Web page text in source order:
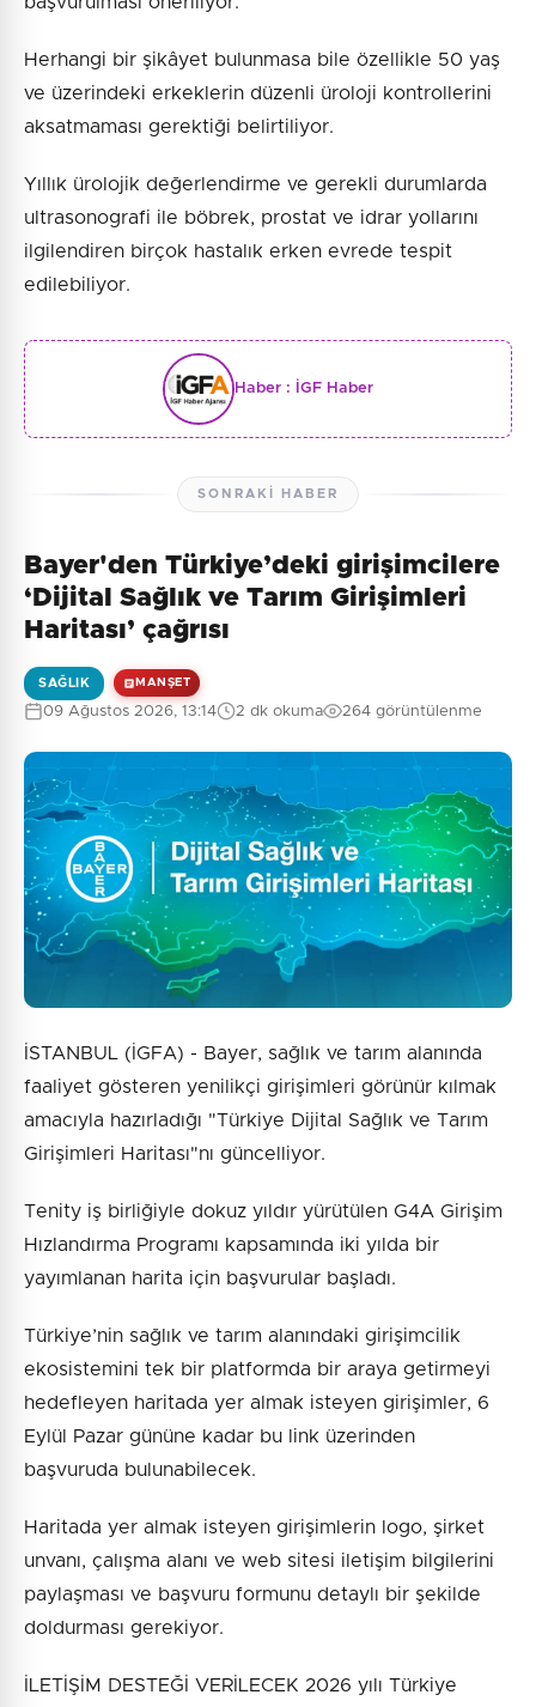
Herhangi bir şikâyet bulunmasa bile özellikle 50 yaş
ve üzerindeki erkeklerin düzenli üroloji kontrollerini
aksatmaması gerektiği belirtiliyor.
Yıllık ürolojik değerlendirme ve gerekli durumlarda
ultrasonografi ile böbrek, prostat ve idrar yollarını
ilgilendiren birçok hastalık erken evrede tespit
edilebiliyor.
Haber : İGF Haber
SONRAKI HABER
Bayer'den Türkiye’deki girişimcilere
‘Dijital Sağlık ve Tarım Girişimleri
Haritası’ çağrısı
SAĞLIK MANŞET
09 Ağustos 2026, 13:14 2 dk okuma 264 görüntülenme
İSTANBUL (İGFA) - Bayer, sağlık ve tarım alanında
faaliyet gösteren yenilikçi girişimleri görünür kılmak
amacıyla hazırladığı "Türkiye Dijital Sağlık ve Tarım
Girişimleri Haritası"nı güncelliyor.
Tenity iş birliğiyle dokuz yıldır yürütülen G4A Girişim
Hızlandırma Programı kapsamında iki yılda bir
yayımlanan harita için başvurular başladı.
Türkiye’nin sağlık ve tarım alanındaki girişimcilik
ekosistemini tek bir platformda bir araya getirmeyi
hedefleyen haritada yer almak isteyen girişimler, 6
Eylül Pazar gününe kadar bu link üzerinden
başvuruda bulunabilecek.
Haritada yer almak isteyen girişimlerin logo, şirket
unvanı, çalışma alanı ve web sitesi iletişim bilgilerini
paylaşması ve başvuru formunu detaylı bir şekilde
doldurması gerekiyor.
İLETİŞİM DESTEĞİ VERİLECEK 2026 yılı Türkiye